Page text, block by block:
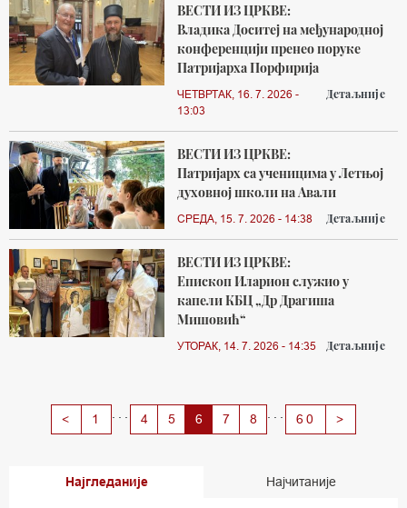
ВЕСТИ ИЗ ЦРКВЕ:
Владика Доситеј на међународној
конференцији пренео поруке
Патријарха Порфирија
ЧЕТВРТАК, 16. 7. 2026 -
13:03
Детаљније
ВЕСТИ ИЗ ЦРКВЕ:
Патријарх са ученицима у Летњој
духовној школи на Авали
СРЕДА, 15. 7. 2026 - 14:38 Детаљније
ВЕСТИ ИЗ ЦРКВЕ:
Епископ Иларион служио у
капели КБЦ „Др Драгиша
Мишовић“
УТОРАК, 14. 7. 2026 - 14:35 Детаљније
< 1 4 5 6 7 8 60 >
Најгледаније Најчитаније